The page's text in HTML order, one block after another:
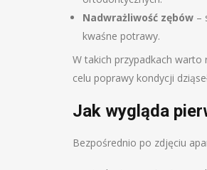
Nadwrażliwość zębów –
kwaśne potrawy.
W takich przypadkach
celu poprawy kondycji
Jak wygląda
Bezpośrednio po zdjęciu